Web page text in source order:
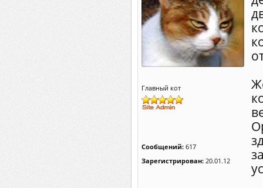
Главный кот
Сообщений: 617
Зарегистрирован: 20.01.12